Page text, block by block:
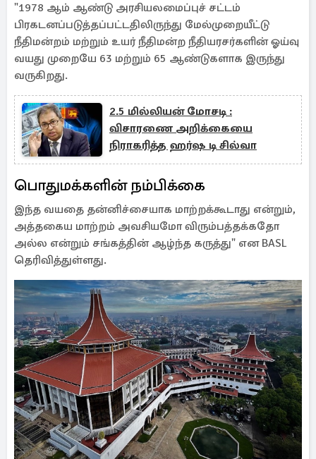
"1978 ஆம் ஆண்டு அரசியலமைப்புச் சட்டம்
பிரகடனப்படுத்தப்பட்டதிலிருந்து மேல்முறையீட்டு
நீதிமன்றம் மற்றும் உயர் நீதிமன்ற நீதியரசர்களின் ஓய்வு
வயது முறையே 63 மற்றும் 65 ஆண்டுகளாக இருந்து
வருகிறது.
2.5 மில்லியன் மோசடி :
விசாரணை அறிக்கையை
நிராகரித்த ஹர்ஷ டி சில்வா
பொதுமக்களின் நம்பிக்கை
இந்த வயதை தன்னிச்சையாக மாற்றக்கூடாது என்றும்,
அத்தகைய மாற்றம் அவசியமோ விரும்பத்தக்கதோ
அல்ல என்றும் சங்கத்தின் ஆழ்ந்த கருத்து" என BASL
தெரிவித்துள்ளது.